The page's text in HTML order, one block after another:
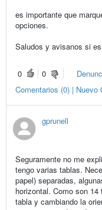
es importante que
opciones.
Saludos y avisanos si
0 0
Comentarios (0) | Nuevo
gprunell
Seguramente no me
tengo varias tablas.
papel) separadas,
horizontal. Como son
tabla y cambiando la